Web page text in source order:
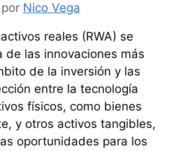
por Nico Vega
reales (RWA) se
de las innovaciones más
de la inversión y las
entre la tecnología
físicos, como bienes
y otros activos tangibles,
oportunidades para los